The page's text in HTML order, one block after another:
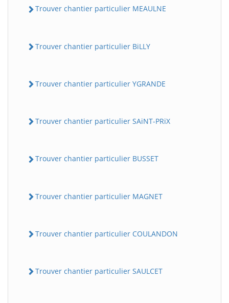
Trouver chantier particulier MEAULNE
Trouver chantier particulier BiLLY
Trouver chantier particulier YGRANDE
Trouver chantier particulier SAiNT-PRiX
Trouver chantier particulier BUSSET
Trouver chantier particulier MAGNET
Trouver chantier particulier COULANDON
Trouver chantier particulier SAULCET